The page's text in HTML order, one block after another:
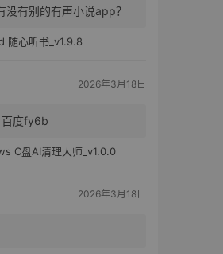
没有别的有声小说app？
随心听书_v1.9.8
2026年3月18日
度fy6b
C盘AI清理大师_v1.0.0
2026年3月18日